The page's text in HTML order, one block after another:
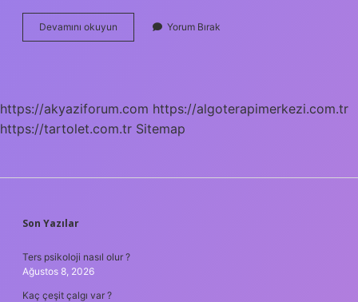
Devamını okuyun
1
Yorum Bırak
https://akyaziforum.com https://algoterapimerkezi.com.tr
https://tartolet.com.tr Sitemap
SIDEBAR
Son Yazılar
Ters psikoloji nasıl olur ?
Ağustos 8, 2026
Kaç çeşit çalgı var ?